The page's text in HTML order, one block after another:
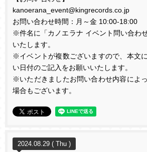
kanoerana_event@kingrecords.co.jp
お問い合わせ時間：月～金 10:00-18:00
※件名に「カノエラナ イベント問い合わ
いたします。
※イベントが複数ございますので、本文
い日付のご記入をお願いいたします。
※いただきましたお問い合わせ内容によ
場合もございます。
2024.08.29 ( Thu )